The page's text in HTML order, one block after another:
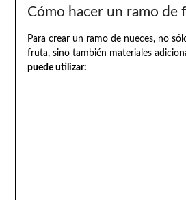
Cómo hacer un ramo de
Para crear un ramo de nueces, no
fruta, sino también materiales
puede utilizar: